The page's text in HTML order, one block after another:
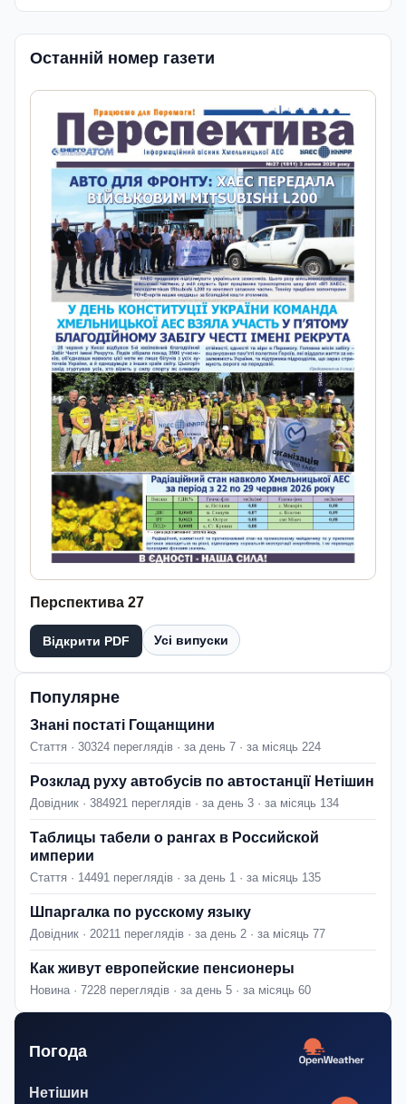
Останній номер газети
Перспектива 27
Відкрити PDF Усі випуски
Популярне
Знані постаті Гощанщини
Стаття · 30324 переглядів · за день 7 · за місяць 224
Розклад руху автобусів по автостанції Нетішин
Довідник · 384921 переглядів · за день 3 · за місяць 134
Таблицы табели о рангах в Российской
империи
Стаття · 14491 переглядів · за день 1 · за місяць 135
Шпаргалка по русскому языку
Довідник · 20211 переглядів · за день 2 · за місяць 77
Как живут европейские пенсионеры
Новина · 7228 переглядів · за день 5 · за місяць 60
Погода
Нетішин